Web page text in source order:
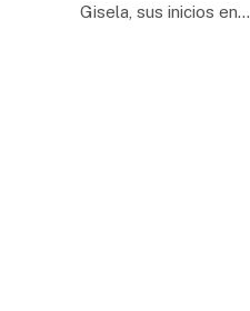
Gisela, sus inicios en…